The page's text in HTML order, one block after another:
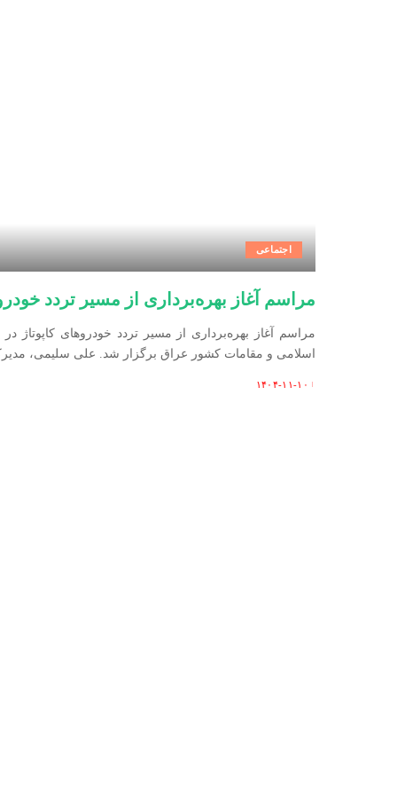
اجتماعی
مراسم آغاز بهره‌برداری از مسیر تردد
مراسم آغاز بهره‌برداری از مسیر تردد خودرو‌های
اسلامی و مقامات کشور عراق برگزار شد. علی سلیمی،
Posted
۱۴۰۴-۱۱-۱۰